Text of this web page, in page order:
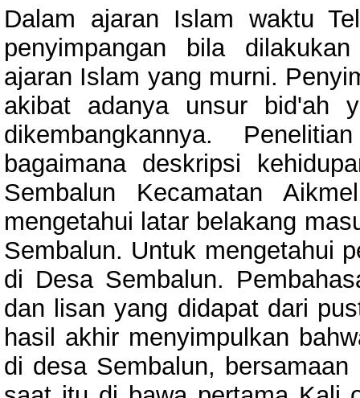
Dalam ajaran Islam waktu
penyimpangan bila
ajaran Islam yang murni.
akibat adanya unsur bid'ah
dikembangkannya.
bagaimana deskripsi
Sembalun Kecamatan
mengetahui latar belakang
Sembalun. Untuk mengetahui
di Desa Sembalun.
dan lisan yang didapat dari
hasil akhir menyimpulkan
di desa Sembalun,